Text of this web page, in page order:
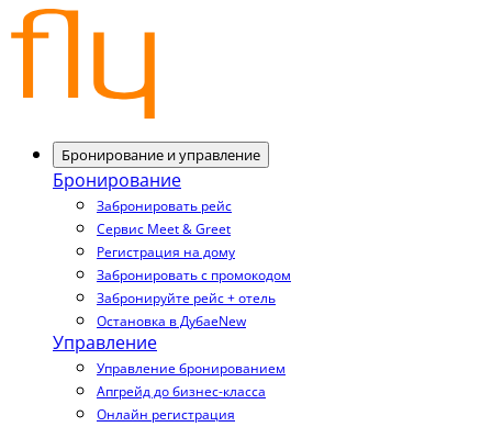
Бронирование и управление
Бронирование
Забронировать рейс
Сервис Meet & Greet
Регистрация на дому
Забронировать с промокодом
Забронируйте рейс + отель
Остановка в ДубаеNew
Управление
Управление бронированием
Апгрейд до бизнес-класса
Онлайн регистрация